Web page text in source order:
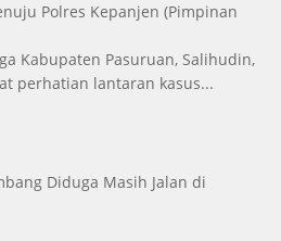
Polres Kepanjen (Pimpinan
Kabupaten Pasuruan, Salihudin,
perhatian lantaran kasus...
Diduga Masih Jalan di